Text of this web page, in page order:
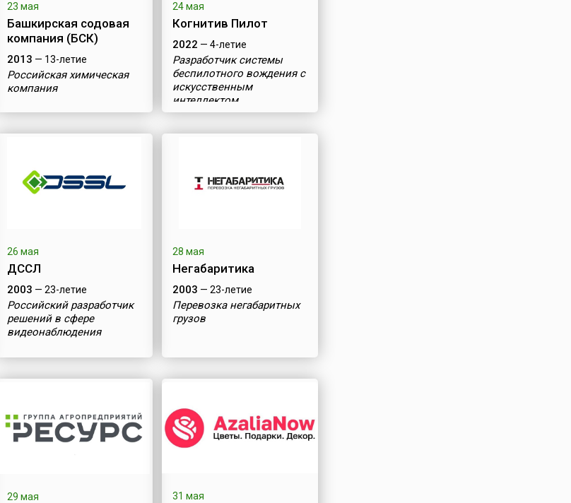
23 мая
Башкирская содовая
компания (БСК)
2013 — 13-летие
Российская химическая
компания
24 мая
Когнитив Пилот
2022 — 4-летие
Разработчик системы
беспилотного вождения с
искусственным
интеллектом
26 мая
ДССЛ
2003 — 23-летие
Российский разработчик
решений в сфере
видеонаблюдения
28 мая
Негабаритика
2003 — 23-летие
Перевозка негабаритных
грузов
29 мая 31 мая